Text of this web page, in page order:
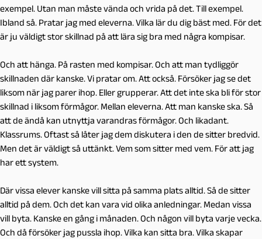
exempel. Utan man måste vända och vrida på det. Till exempel.
Ibland så. Pratar jag med eleverna. Vilka lär du dig bäst med. För det
är ju väldigt stor skillnad på att lära sig bra med några kompisar.
Och att hänga. På rasten med kompisar. Och att man tydliggör
skillnaden där kanske. Vi pratar om. Att också. Försöker jag se det
liksom när jag parer ihop. Eller grupperar. Att det inte ska bli för stor
skillnad i liksom förmågor. Mellan eleverna. Att man kanske ska. Så
att de ändå kan utnyttja varandras förmågor. Och likadant.
Klassrums. Oftast så låter jag dem diskutera i den de sitter bredvid.
Men det är väldigt så uttänkt. Vem som sitter med vem. För att jag
har ett system.
Där vissa elever kanske vill sitta på samma plats alltid. Så de sitter
alltid på dem. Och det kan vara vid olika anledningar. Medan vissa
vill byta. Kanske en gång i månaden. Och någon vill byta varje vecka.
Och då försöker jag pussla ihop. Vilka kan sitta bra. Vilka skapar